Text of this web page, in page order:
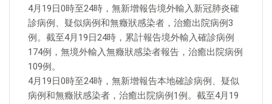
4月19日0時至24時，無新增報告境外輸入新冠肺炎確
診病例、疑似病例和無癥狀感染者，治癒出院病例3
例。截至4月19日24時，累計報告境外輸入確診病例
174例，無境外輸入無癥狀感染者報告，治癒出院病例
109例。
4月19日0時至24時，無新增報告本地確診病例、疑似
病例和無癥狀感染者，治癒出院病例1例。截至4月19